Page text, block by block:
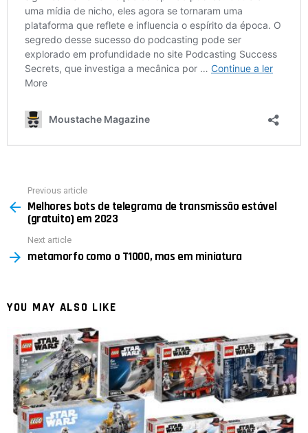
more
Previous article
Melhores bots de telegrama de transmissão estável
(gratuito) em 2023
Next article
metamorfo como o T1000, mas em miniatura
YOU MAY ALSO LIKE